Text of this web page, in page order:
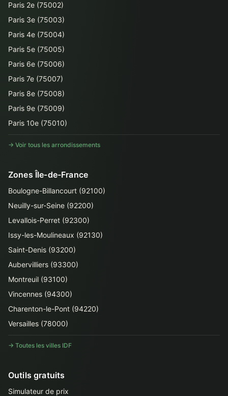
Paris 2e (75002)
Paris 3e (75003)
Paris 4e (75004)
Paris 5e (75005)
Paris 6e (75006)
Paris 7e (75007)
Paris 8e (75008)
Paris 9e (75009)
Paris 10e (75010)
→ Voir tous les arrondissements
Zones Île-de-France
Boulogne-Billancourt (92100)
Neuilly-sur-Seine (92200)
Levallois-Perret (92300)
Issy-les-Moulineaux (92130)
Saint-Denis (93200)
Aubervilliers (93300)
Montreuil (93100)
Vincennes (94300)
Charenton-le-Pont (94220)
Versailles (78000)
→ Toutes les villes IDF
Outils gratuits
Simulateur de prix